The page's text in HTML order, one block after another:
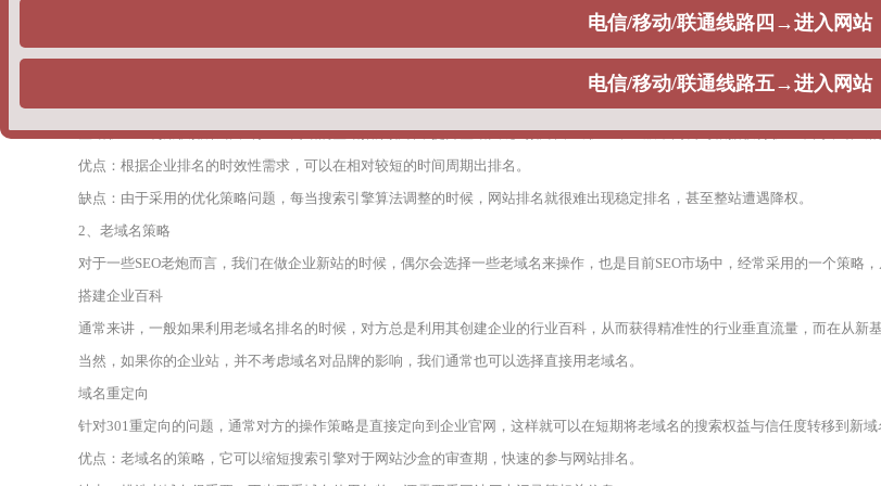
对于一些刚入SEO行业的企业主而言，对方实际上是不清楚快速排名策略与SEO之间的关系是什么，通常而言，从目前来看，目
整站权重：利用快排策略，刷企业网站的整站指数排名，提升整站关键词排名，出权重，一般不同公司根据获得权重不同，给出
优点：根据企业排名的时效性需求，可以在相对较短的时间周期出排名。
缺点：由于采用的优化策略问题，每当搜索引擎算法调整的时候，网站排名就很难出现稳定排名，甚至整站遭遇降权。
2、老域名策略
对于一些SEO老炮而言，我们在做企业新站的时候，偶尔会选择一些老域名来操作，也是目前SEO市场中，经常采用的一个策略
搭建企业百科
通常来讲，一般如果利用老域名排名的时候，对方总是利用其创建企业的行业百科，从而获得精准性的行业垂直流量，而在从新
当然，如果你的企业站，并不考虑域名对品牌的影响，我们通常也可以选择直接用老域名。
域名重定向
针对301重定向的问题，通常对方的操作策略是直接定向到企业官网，这样就可以在短期将老域名的搜索权益与信任度转移到新域
优点：老域名的策略，它可以缩短搜索引擎对于网站沙盒的审查期，快速的参与网站排名。